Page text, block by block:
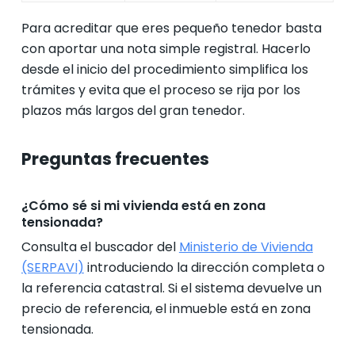
Para acreditar que eres pequeño tenedor basta
con aportar una nota simple registral. Hacerlo
desde el inicio del procedimiento simplifica los
trámites y evita que el proceso se rija por los
plazos más largos del gran tenedor.
Preguntas frecuentes
¿Cómo sé si mi vivienda está en zona
tensionada?
Consulta el buscador del Ministerio de Vivienda
(SERPAVI) introduciendo la dirección completa o
la referencia catastral. Si el sistema devuelve un
precio de referencia, el inmueble está en zona
tensionada.